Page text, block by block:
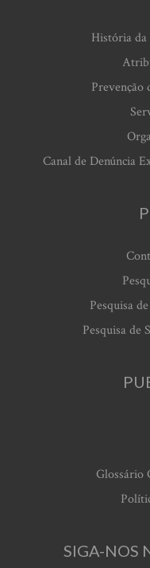
História
Prevenção
Canal de Denúncia
Pesquisa
Pesquisa de
Glossário
SIGA-NOS